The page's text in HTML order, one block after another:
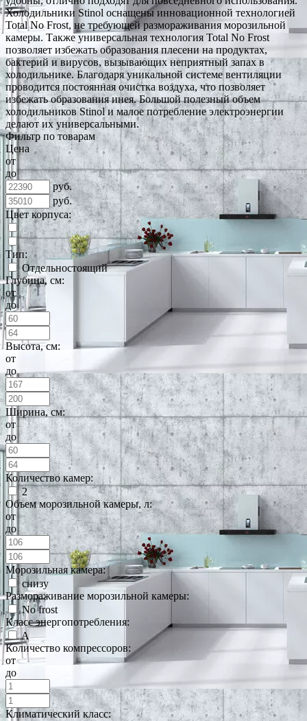
Холодильники Stinol оснащены инновационной технологией
Total No Frost, не требующей размораживания морозильной
камеры. Также универсальная технология Total No Frost
позволяет избежать образования плесени на продуктах,
бактерий и вирусов, вызывающих неприятный запах в
холодильнике. Благодаря уникальной системе вентиляции
проводится постоянная очистка воздуха, что позволяет
избежать образования инея. Большой полезный объем
холодильников Stinol и малое потребление электроэнергии
делают их универсальными.
Фильтр по товарам
Цена
от
до
руб.
руб.
Цвет корпуса:
Тип:
Отдельностоящий
Глубина, см:
от
до
Высота, см:
от
до
Ширина, см:
от
до
Количество камер:
2
Объем морозильной камеры, л:
от
до
Морозильная камера:
снизу
Размораживание морозильной камеры:
No frost
Класс энергопотребления:
A
Количество компрессоров:
от
до
Климатический класс: